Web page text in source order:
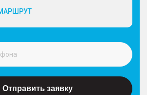
Отправить заявку